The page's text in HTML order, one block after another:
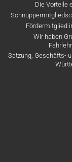
Die Vorteile
Fördermitglied
Wir haben
Satzung, Geschäfts-